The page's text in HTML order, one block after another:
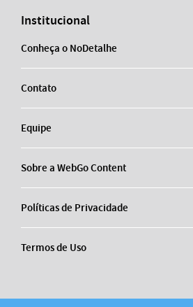
Institucional
Conheça o NoDetalhe
Contato
Equipe
Sobre a WebGo Content
Políticas de Privacidade
Termos de Uso